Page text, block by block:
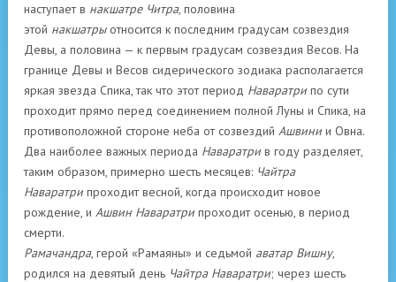
наступает в накшатре Читра, половина
этой накшатрыотносится к последним градусам созвездия
Девы, а половина — к первым градусам созвездия Весов. На
границе Девы и Весов сидерического зодиака располагается
яркая звезда Спика, так что этот период Наваратрипо сути
проходит прямо перед соединением полной Луны и Спика, на
противоположной стороне неба от созвездий Ашвинии Овна.
Два наиболее важных периода Наваратрив году разделяет,
таким образом, примерно шесть месяцев: Чайтра
Наваратрипроходит весной, когда происходит новое
рождение, и Ашвин Наваратрипроходит осенью, в период
смерти.
Рамачандра, герой «Рамаяны» и седьмой аватар Вишну,
родился на девятый день Чайтра Наваратри; через шесть